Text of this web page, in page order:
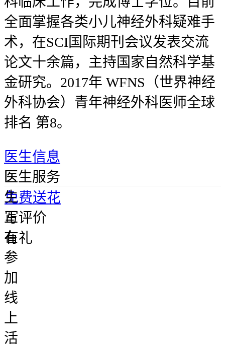
全面掌握各类小儿神经外科疑难手
术，在SCI国际期刊会议发表交流
论文十余篇，主持国家自然科学基
金研究。2017年 WFNS（世界神经
外科协会）青年神经外科医师全球
排名 第8。
医生信息
医
生
正
在
参
加
线
上
活
医生服务
免费送花
写评价
有礼